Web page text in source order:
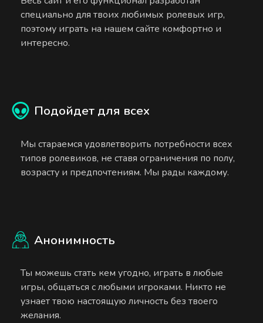
специально для твоих любимых ролевых игр,
поэтому играть на нашем сайте комфортно и
интересно.
Подойдет для всех
Мы стараемся удовлетворить потребности всех
типов ролевиков, не ставя ограничения по полу,
возрасту и предпочтениям. Мы рады каждому.
Анонимность
Ты можешь стать кем угодно, играть в любые
игры, общаться с любыми игроками. Никто не
узнает твою настоящую личность без твоего
желания.